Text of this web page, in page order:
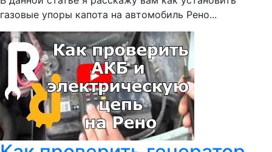
газовые упоры капота на автомобиль Рено...